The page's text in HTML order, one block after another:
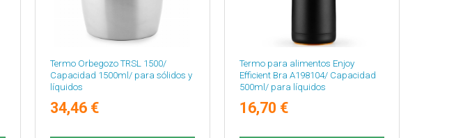
Termo Orbegozo TRSL 1500/
Capacidad 1500ml/ para sólidos y
líquidos
34,46 €
Termo para alimentos Enjoy
Efficient Bra A198104/ Capacidad
500ml/ para líquidos
16,70 €